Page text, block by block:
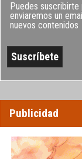
Puedes
enviaremos un
nuevos contenidos
Publicidad